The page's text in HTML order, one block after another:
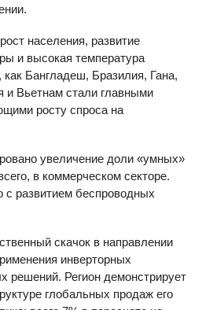
населения, развитие
и высокая температура
как Бангладеш, Бразилия, Гана,
и Вьетнам стали главными
росту спроса на
увеличение доли «умных»
в коммерческом секторе.
с развитием беспроводных
скачок в направлении
инверторных
решений. Регион демонстрирует
глобальных продаж его